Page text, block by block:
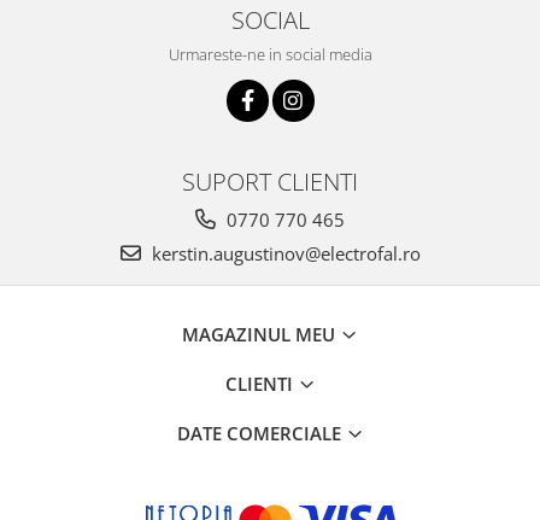
SOCIAL
Urmareste-ne in social media
SUPORT CLIENTI
0770 770 465
kerstin.augustinov@electrofal.ro
MAGAZINUL MEU
CLIENTI
DATE COMERCIALE